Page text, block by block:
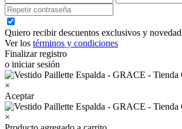
Quiero recibir descuentos exclusivos y
Ver los términos y condiciones
Finalizar registro
o iniciar sesión
×
Aceptar
×